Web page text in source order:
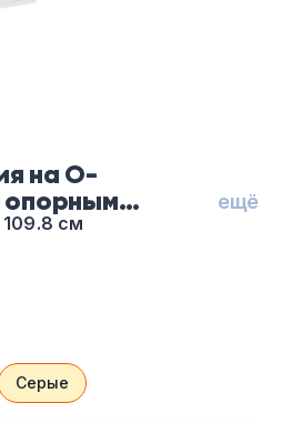
на О-
опорным
СШК-2.2 Т-
цвет опор
ещё
109.8 см
Серые
зона
растения